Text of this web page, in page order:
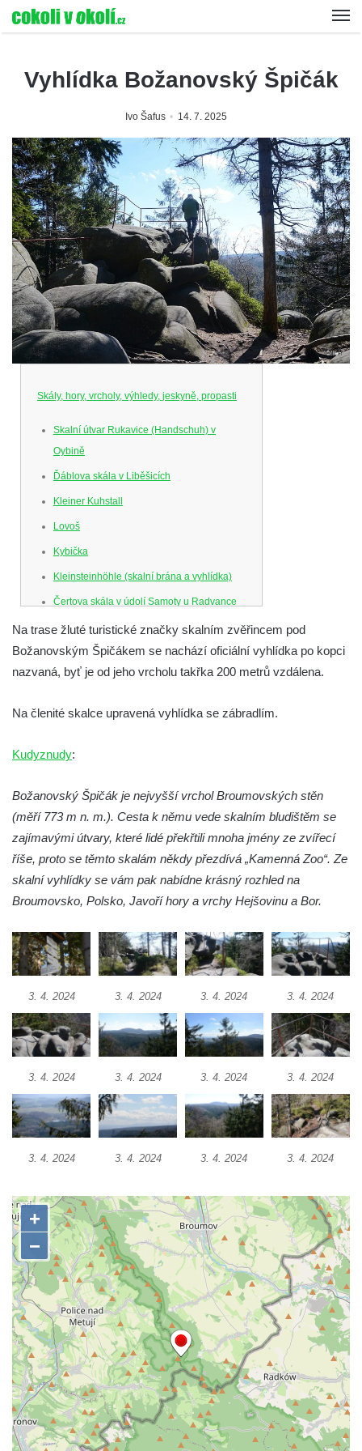
Vyhlídka Božanovský Špičák
Ivo Šafus 14. 7. 2025
Skály, hory, vrcholy, výhledy, jeskyně, propasti
Skalní útvar Rukavice (Handschuh) v
Oybině
Ďáblova skála v Liběšicích
Kleiner Kuhstall
Lovoš
Kybička
Kleinsteinhöhle (skalní brána a vyhlídka)
Čertova skála v údolí Samoty u Radvance
Skalní branka pod rozhlednou Čáp v
Teplických skalách
Schodiště pod rozhlednou Čáp v Teplických
Vyhlídka Lokomotiva v Teplických skalách
Vyhlídkové místo na cestě k vyhlídce
Koruna v Broumovských stěnách
Skalní útvar Čertovo sedlo v Broumovských
stěnách
Kamenná ZOO – Skalní hřib
Kamenná ZOO – Želva I.
Kamenná ZOO – Velbloud
Vyhlídka Božanovský Špičák
Vyhlídka východně od Božanovského
Špičáku
Vyhlídka Tři kříže
Hradiště Hrádek u Libochovan (vyhlídka)
Skalní okno na Grünes Riff v Oybině
Papststein (Saské Švýcarsko)
(Saské Švýcarsko)
Jeskyně Idagrotte (Saské Švýcarsko)
Skalní město Nebeská říše u Ostrova
Vyhlídka u symbolického horolezeckého
hřbitova ve skalách Nebeská říše u Ostrova
Skalní věž Doga v Tiských stěnách
Lavička Jiřího Kopeckého v Tiských
stěnách
Tiské stěny
Ledová stěna u Sýrového potoka v
Kyjovském údolí
Na trase žluté turistické značky skalním zvěřincem pod
Božanovským Špičákem se nachází oficiální vyhlídka po kopci
nazvaná, byť je od jeho vrcholu takřka 200 metrů vzdálena.
Na členité skalce upravená vyhlídka se zábradlím.
Kudyznudy:
Božanovský Špičák je nejvyšší vrchol Broumovských stěn
(měří 773 m n. m.). Cesta k němu vede skalním bludištěm se
zajímavými útvary, které lidé překřtili mnoha jmény ze zvířecí
říše, proto se těmto skalám někdy přezdívá „Kamenná Zoo“. Ze
skalní vyhlídky se vám pak nabídne krásný rozhled na
Broumovsko, Polsko, Javoří hory a vrchy Hejšovinu a Bor.
3. 4. 2024 3. 4. 2024 3. 4. 2024 3. 4. 2024
3. 4. 2024 3. 4. 2024 3. 4. 2024 3. 4. 2024
3. 4. 2024 3. 4. 2024 3. 4. 2024 3. 4. 2024